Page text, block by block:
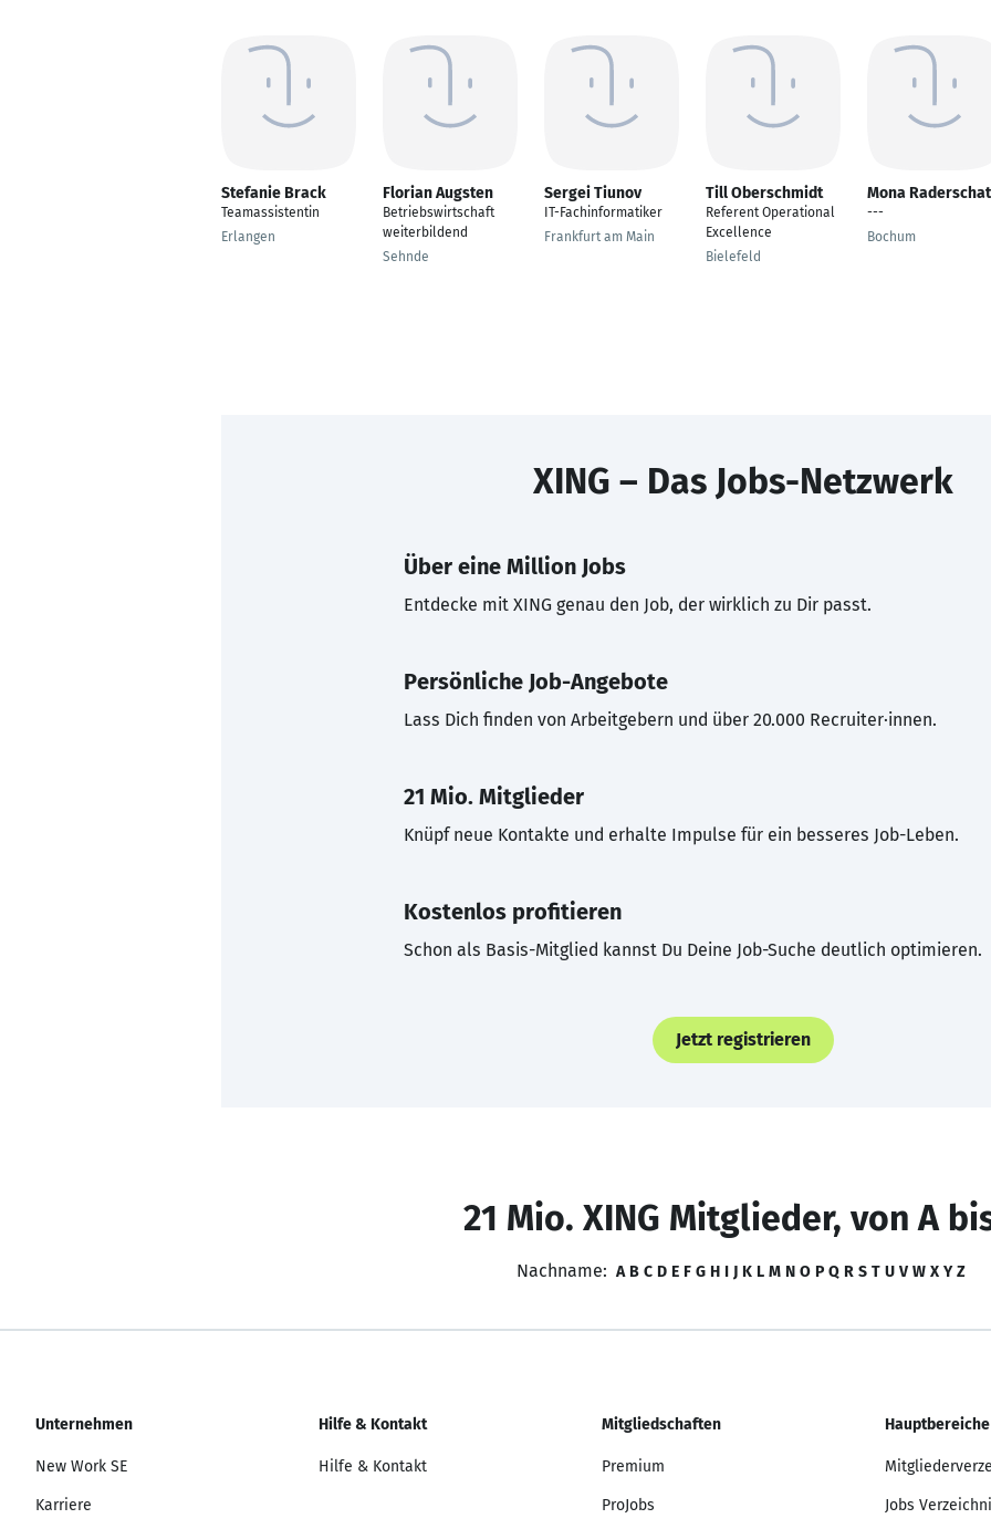
Stefanie Brack
Teamassistentin
Erlangen
Florian Augsten
Betriebswirtschaft
weiterbildend
Sehnde
Sergei Tiunov
IT-Fachinformatiker
Frankfurt am Main
Till Oberschmidt
Referent Operational
Excellence
Bielefeld
Mona
---
Bochum
XING – Das Jobs-Netzwerk
Über eine Million Jobs
Entdecke mit XING genau den Job, der wirklich zu Dir passt.
Persönliche Job-Angebote
Lass Dich finden von Arbeitgebern und über 20.000 Recruiter·innen.
21 Mio. Mitglieder
Knüpf neue Kontakte und erhalte Impulse für ein besseres Job-Leben.
Kostenlos profitieren
Schon als Basis-Mitglied kannst Du Deine Job-Suche deutlich optimieren.
Jetzt registrieren
21 Mio. XING Mitglieder, von A
Nachname: A B C D E F G H I J K L M N O P Q R S T U V W X Y Z
Unternehmen
New Work SE
Karriere
Hilfe & Kontakt
Hilfe & Kontakt
Mitgliedschaften
Premium
ProJobs
Hauptbereiche
Jobs